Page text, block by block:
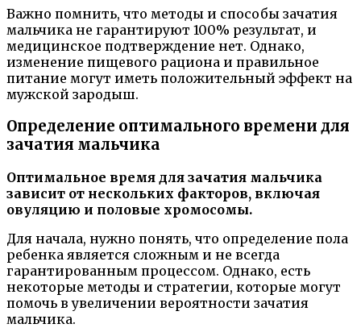
Важно помнить, что методы и способы зачатия
мальчика не гарантируют 100% результат, и
медицинское подтверждение нет. Однако,
изменение пищевого рациона и правильное
питание могут иметь положительный эффект на
мужской зародыш.
Определение оптимального времени для
зачатия мальчика
Оптимальное время для зачатия мальчика
зависит от нескольких факторов, включая
овуляцию и половые хромосомы.
Для начала, нужно понять, что определение пола
ребенка является сложным и не всегда
гарантированным процессом. Однако, есть
некоторые методы и стратегии, которые могут
помочь в увеличении вероятности зачатия
мальчика.